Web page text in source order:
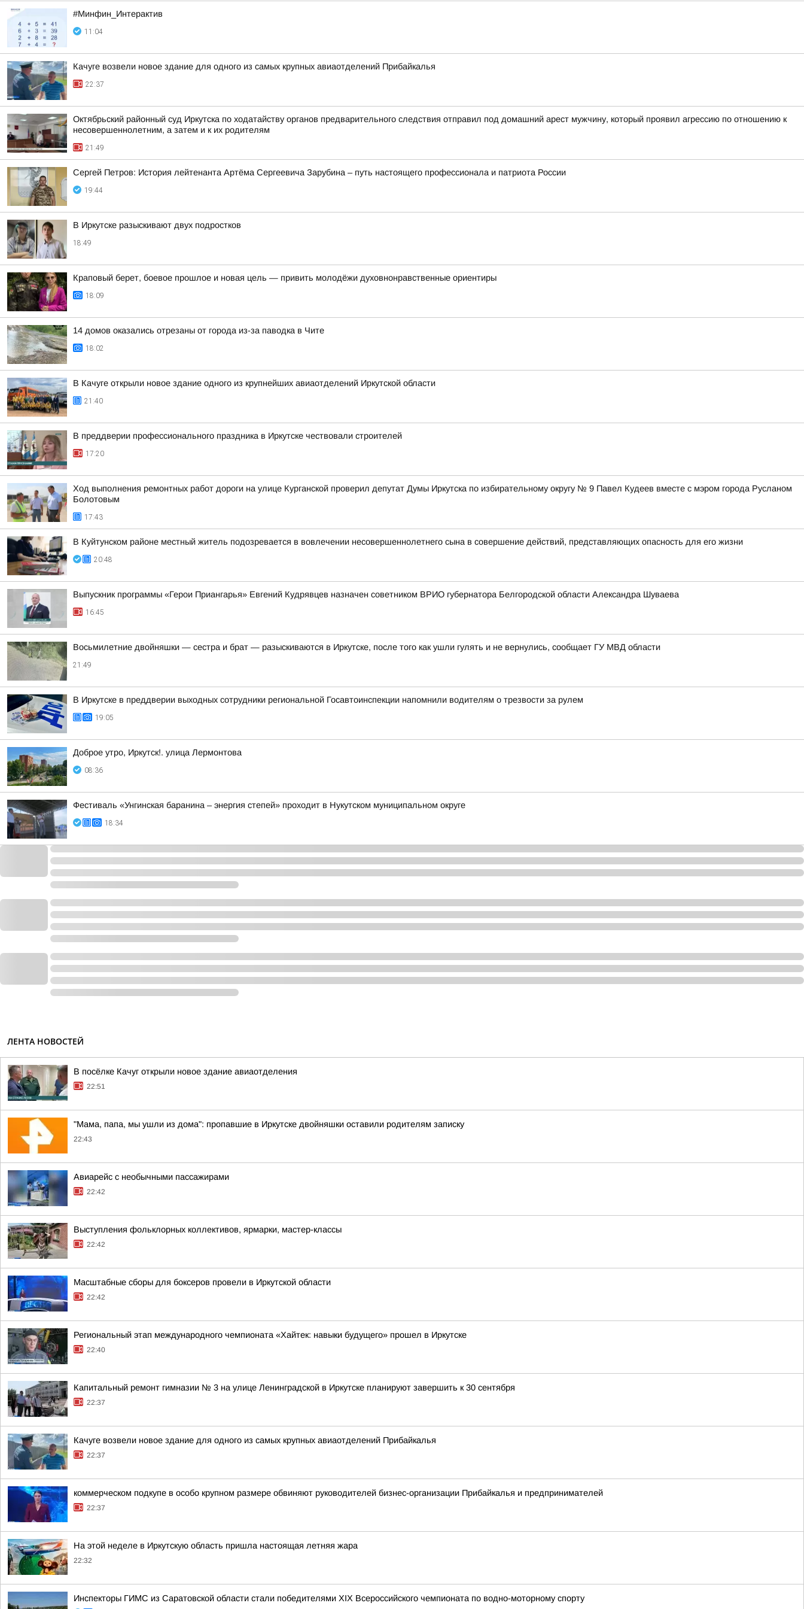
#Минфин_Интерактив
11:04
Качуге возвели новое здание для одного из самых крупных авиаотделений Прибайкалья
22:37
Октябрьский районный суд Иркутска по ходатайству органов предварительного следствия отправил под домашний арест мужчину, который проявил агрессию по отношению к
несовершеннолетним, а затем и к их родителям
21:49
Сергей Петров: История лейтенанта Артёма Сергеевича Зарубина – путь настоящего профессионала и патриота России
19:44
В Иркутске разыскивают двух подростков
18:49
Краповый берет, боевое прошлое и новая цель — привить молодёжи духовнонравственные ориентиры
18:09
14 домов оказались отрезаны от города из-за паводка в Чите
18:02
В Качуге открыли новое здание одного из крупнейших авиаотделений Иркутской области
21:40
В преддверии профессионального праздника в Иркутске чествовали строителей
17:20
Ход выполнения ремонтных работ дороги на улице Курганской проверил депутат Думы Иркутска по избирательному округу № 9 Павел Кудеев вместе с мэром города Русланом
Болотовым
17:43
В Куйтунском районе местный житель подозревается в вовлечении несовершеннолетнего сына в совершение действий, представляющих опасность для его жизни
20:48
Выпускник программы «Герои Приангарья» Евгений Кудрявцев назначен советником ВРИО губернатора Белгородской области Александра Шуваева
16:45
Восьмилетние двойняшки — сестра и брат — разыскиваются в Иркутске, после того как ушли гулять и не вернулись, сообщает ГУ МВД области
21:49
В Иркутске в преддверии выходных сотрудники региональной Госавтоинспекции напомнили водителям о трезвости за рулем
19:05
Доброе утро, Иркутск!. улица Лермонтова
08:36
Фестиваль «Унгинская баранина – энергия степей» проходит в Нукутском муниципальном округе
18:34
ЛЕНТА НОВОСТЕЙ
В посёлке Качуг открыли новое здание авиаотделения
22:51
"Мама, папа, мы ушли из дома": пропавшие в Иркутске двойняшки оставили родителям записку
22:43
Авиарейс с необычными пассажирами
22:42
Выступления фольклорных коллективов, ярмарки, мастер-классы
22:42
Масштабные сборы для боксеров провели в Иркутской области
22:42
Региональный этап международного чемпионата «Хайтек: навыки будущего» прошел в Иркутске
22:40
Капитальный ремонт гимназии № 3 на улице Ленинградской в Иркутске планируют завершить к 30 сентября
22:37
Качуге возвели новое здание для одного из самых крупных авиаотделений Прибайкалья
22:37
коммерческом подкупе в особо крупном размере обвиняют руководителей бизнес-организации Прибайкалья и предпринимателей
22:37
На этой неделе в Иркутскую область пришла настоящая летняя жара
22:32
Инспекторы ГИМС из Саратовской области стали победителями XIX Всероссийского чемпионата по водно-моторному спорту